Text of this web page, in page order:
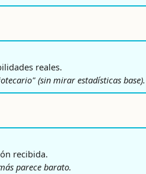
reales.
(sin mirar estadísticas base).
recibida.
parece barato.